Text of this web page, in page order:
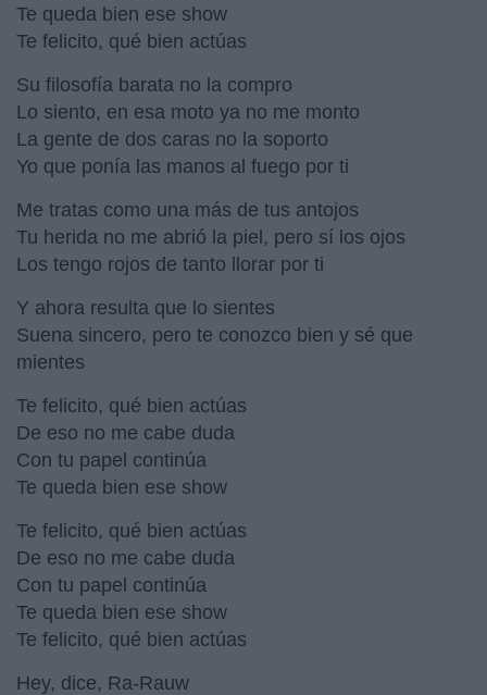
Te queda bien ese show
Te felicito, qué bien actúas
Su filosofía barata no la compro
Lo siento, en esa moto ya no me monto
La gente de dos caras no la soporto
Yo que ponía las manos al fuego por ti
Me tratas como una más de tus antojos
Tu herida no me abrió la piel, pero sí los ojos
Los tengo rojos de tanto llorar por ti
Y ahora resulta que lo sientes
Suena sincero, pero te conozco bien y sé que
mientes
Te felicito, qué bien actúas
De eso no me cabe duda
Con tu papel continúa
Te queda bien ese show
Te felicito, qué bien actúas
De eso no me cabe duda
Con tu papel continúa
Te queda bien ese show
Te felicito, qué bien actúas
Hey, dice, Ra-Rauw